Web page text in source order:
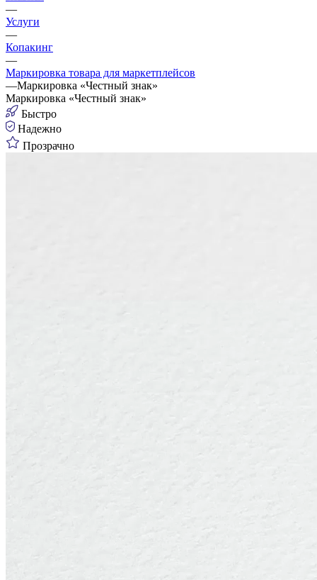
—
Услуги
—
Копакинг
—
Маркировка товара для маркетплейсов
—Маркировка «Честный знак»
Маркировка «Честный знак»
Быстро
Надежно
Прозрачно